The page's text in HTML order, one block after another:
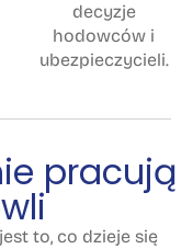
decyzje
hodowców i
ubezpieczycieli.
pracują
to, co dzieje się